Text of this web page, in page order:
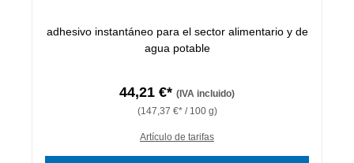
adhesivo instantáneo para el sector alimentario y de
agua potable
44,21 €* (IVA incluido)
(147,37 €* / 100 g)
Artículo de tarifas